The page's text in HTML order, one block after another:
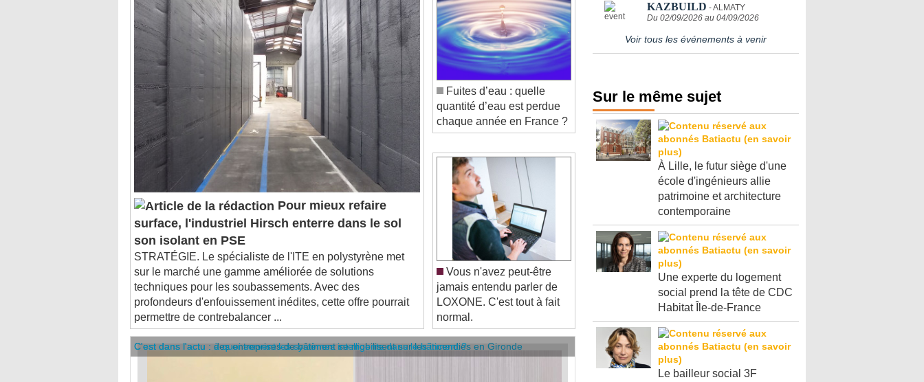
Pour mieux refaire
surface, l'industriel Hirsch enterre dans le sol
son isolant en PSE
STRATÉGIE. Le spécialiste de l'ITE en polystyrène met
sur le marché une gamme améliorée de solutions
techniques pour les soubassements. Avec des
profondeurs d'enfouissement inédites, cette offre pourrait
permettre de contrebalancer ...
Fuites d’eau : quelle
quantité d’eau est perdue
chaque année en France ?
Vous n'avez peut-être
jamais entendu parler de
LOXONE. C'est tout à fait
normal.
C'est dans l'actu : des entreprises de bâtiment se mobilisent sur les incendies en Gironde
C'est dans l'actu : à quoi servent les systèmes intelligents dans le bâtiment ?
KAZBUILD - ALMATY
Du 02/09/2026 au 04/09/2026
Voir tous les événements à venir
Sur le même sujet
À Lille, le futur siège d'une
école d'ingénieurs allie
patrimoine et architecture
contemporaine
Une experte du logement
social prend la tête de CDC
Habitat Île-de-France
Le bailleur social 3F